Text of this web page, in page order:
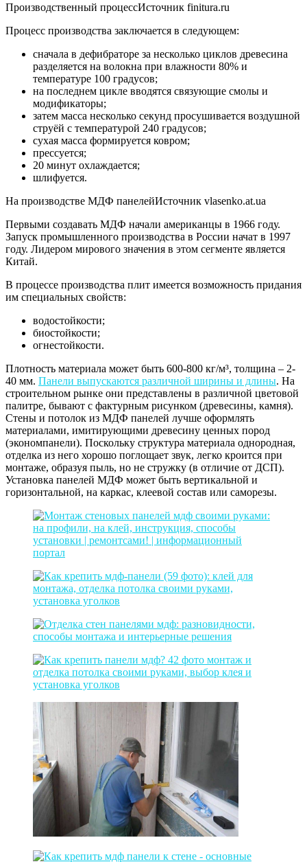
Производственный процессИсточник finitura.ru
Процесс производства заключается в следующем:
сначала в дефибраторе за несколько циклов древесина
разделяется на волокна при влажности 80% и
температуре 100 градусов;
на последнем цикле вводятся связующие смолы и
модификаторы;
затем масса несколько секунд просушивается воздушной
струёй с температурой 240 градусов;
сухая масса формируется ковром;
прессуется;
20 минут охлаждается;
шлифуется.
На производстве МДФ панелейИсточник vlasenko.at.ua
Первыми создавать МДФ начали американцы в 1966 году.
Запуск промышленного производства в России начат в 1997
году. Лидером мирового значения в этом сегменте является
Китай.
В процессе производства плит имеется возможность придания
им специальных свойств:
водостойкости;
биостойкости;
огнестойкости.
Плотность материала может быть 600-800 кг/м³, толщина – 2-
40 мм. Панели выпускаются различной ширины и длины. На
строительном рынке они представлены в различной цветовой
палитре, бывают с фактурным рисунком (древесины, камня).
Стены и потолок из МДФ панелей лучше оформлять
материалами, имитирующими древесину ценных пород
(экономпанели). Поскольку структура материала однородная,
отделка из него хорошо поглощает звук, легко кроится при
монтаже, образуя пыль, но не стружку (в отличие от ДСП).
Установка панелей МДФ может быть вертикальной и
горизонтальной, на каркас, клеевой состав или саморезы.